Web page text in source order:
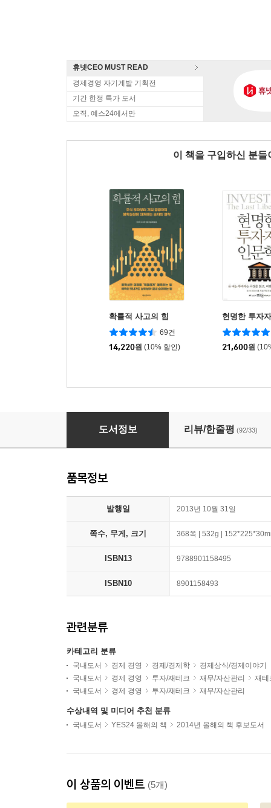
휴넷CEO MUST READ
경제경영 자기계발 기획전
기간 한정 특가 도서
오직, 예스24에서만
이 책을 구입하신 분
확률적 사고의 힘
69건
14,220원 (10% 할인)
현명한 투자
21,600원
부자들의 생각법
도서정보 리뷰/한줄평 (92/33)
품목정보
발행일 2013년 10월 31일
쪽수, 무게, 크기 368쪽 | 532g |
ISBN13 9788901158495
ISBN10 8901158493
관련분류
카테고리 분류
국내도서 경제 경영 경제/경제학
경제상식/경제이야기
국내도서
경제 경영 투자/재테크 재무/자산관리
재테
국내도서
경제 경영 투자/재테크 재무/자산관리
수상내역 및 미디어 추천 분류
국내도서 YES24 올해의 책 2014년 올해의 책 후보도서
이 상품의 이벤트 (5개)